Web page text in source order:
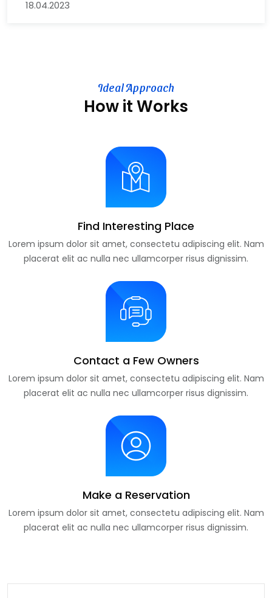
18.04.2023
Ideal Approach
How it Works
Find Interesting Place
Lorem ipsum dolor sit amet, consectetu adipiscing elit. Nam
placerat elit ac nulla nec ullamcorper risus dignissim.
Contact a Few Owners
Lorem ipsum dolor sit amet, consectetu adipiscing elit. Nam
placerat elit ac nulla nec ullamcorper risus dignissim.
Make a Reservation
Lorem ipsum dolor sit amet, consectetu adipiscing elit. Nam
placerat elit ac nulla nec ullamcorper risus dignissim.